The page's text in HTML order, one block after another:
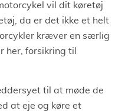
vil dit køretøj
da er det ikke et helt
kræver en særlig
her, forsikring til
til at møde de
at eje og køre et